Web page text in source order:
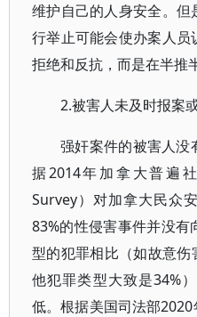
维护自己的人身安全。
行举止可能会使办案人
拒绝和反抗，而是在半推
2.被害人未及时报案
强奸案件的被害人没
据2014年加拿大普遍
Survey）对加拿大民众
83%的性侵害事件并没
型的犯罪相比（如故意
他犯罪类型大致是34%
低。根据美国司法部